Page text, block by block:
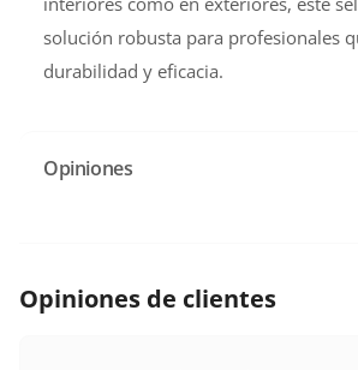
solución robusta para profesionales
durabilidad y eficacia.
Opiniones
Opiniones de clientes